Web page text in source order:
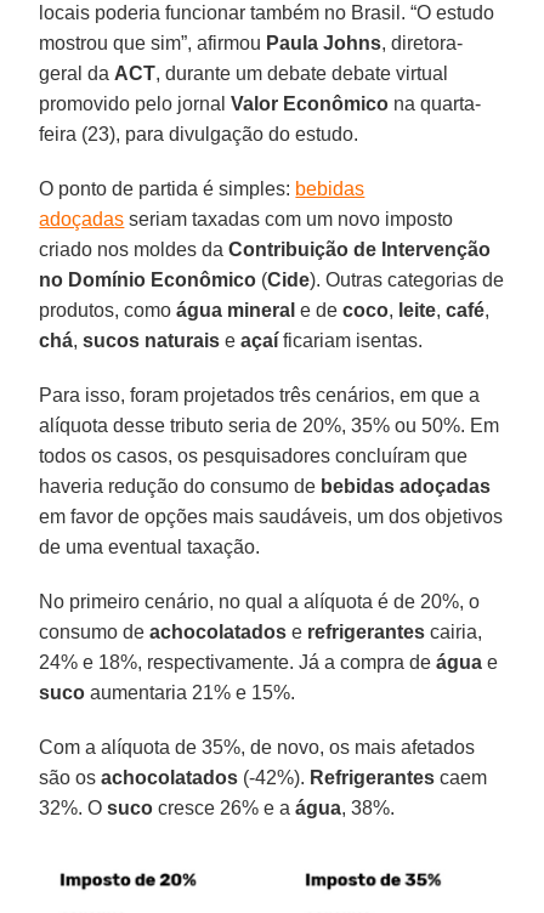
locais poderia funcionar também no Brasil. “O estudo
mostrou que sim”, afirmou Paula Johns, diretora-
geral da ACT, durante um debate debate virtual
promovido pelo jornalValor Econômico na quarta-
feira (23), para divulgação do estudo.
O ponto de partida é simples: bebidas
adoçadas seriam taxadas com um novo imposto
criado nos moldes daContribuição de Intervenção
no Domínio Econômico (Cide). Outras categorias de
produtos, comoágua mineral e decoco, leite,café,
chá,sucos naturais eaçaí ficariam isentas.
Para isso, foram projetados três cenários, em que a
alíquota desse tributo seria de 20%, 35% ou 50%. Em
todos os casos, os pesquisadores concluíram que
haveria redução do consumo de bebidas adoçadas
em favor de opções mais saudáveis, um dos objetivos
de uma eventual taxação.
No primeiro cenário, no qual a alíquota é de 20%, o
consumo deachocolatados e refrigerantes cairia,
24% e 18%, respectivamente. Já a compra deágua e
suco aumentaria 21% e 15%.
Com a alíquota de 35%, de novo, os mais afetados
são osachocolatados (-42%). Refrigerantes caem
32%. Osuco cresce 26% e aágua, 38%.